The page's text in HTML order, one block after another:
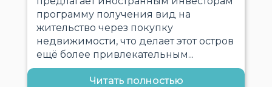
программу получения вид на
жительство через покупку
недвижимости, что делает этот остров
ещё более привлекательным...
Читать полностью